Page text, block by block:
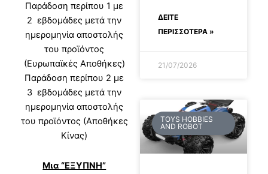
Παράδοση περίπου 1 με
2 εβδομάδες μετά την
ημερομηνία αποστολής
του προϊόντος
(Ευρωπαϊκές Αποθήκες)
Παράδοση περίπου 2 με
3 εβδομάδες μετά την
ημερομηνία αποστολής
του προϊόντος (Αποθήκες
Κίνας)
Μια “ΕΞΥΠΝΗ”
ΔΕΊΤΕ
ΠΕΡΙΣΣΟΤΕΡΑ »
21/07/2026
TOYS HOBBIES
AND ROBOT